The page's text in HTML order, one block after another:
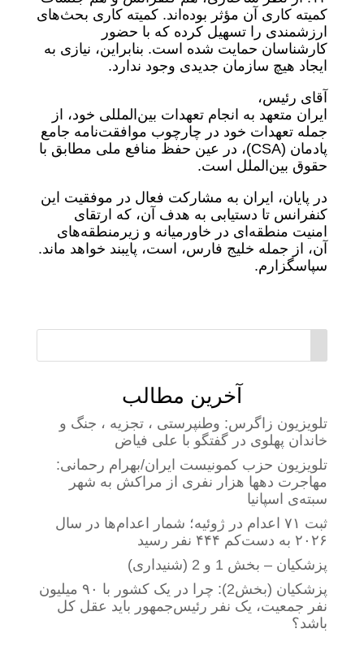
کمیته کاری آن مؤثر بوده‌اند. کمیته کاری بحث‌های
ارزشمندی را تسهیل کرده که با حضور
کارشناسان حمایت شده است. بنابراین، نیازی به
ایجاد هیچ سازمان جدیدی وجود ندارد.
آقای رئیس،
ایران متعهد به انجام تعهدات بین‌المللی خود، از
جمله تعهدات خود در چارچوب موافقت‌نامه جامع
پادمان (CSA)، در عین حفظ منافع ملی مطابق با
حقوق بین‌الملل است.
در پایان، ایران به مشارکت فعال در موفقیت این
کنفرانس تا دستیابی به هدف آن، که ارتقای
امنیت منطقه‌ای در خاورمیانه و زیرمنطقه‌های
آن، از جمله خلیج فارس، است، پایبند خواهد ماند.
سپاسگزارم.
آخرین مطالب
تلویزیون زاگرس: وطنپرستی ، تجزیه ، جنگ و
خاندان پهلوی در گفتگو با علی فیاض
تلویزیون حزب کمونیست ایران/بهرام رحمانی:
مهاجرت دهها هزار نفری از مراکش به شهر
سبته‌ی اسپانیا
ثبت ۷۱ اعدام در ژوئیه؛ شمار اعدام‌ها در سال
۲۰۲۶ به دست‌کم ۴۴۴ نفر رسید
پزشکیان – بخش 1 و 2 (شنیداری)
پزشکیان (بخش2): چرا در یک کشور با ۹۰ میلیون
نفر جمعیت، یک نفر رئیس‌جمهور باید عقل کل
باشد؟